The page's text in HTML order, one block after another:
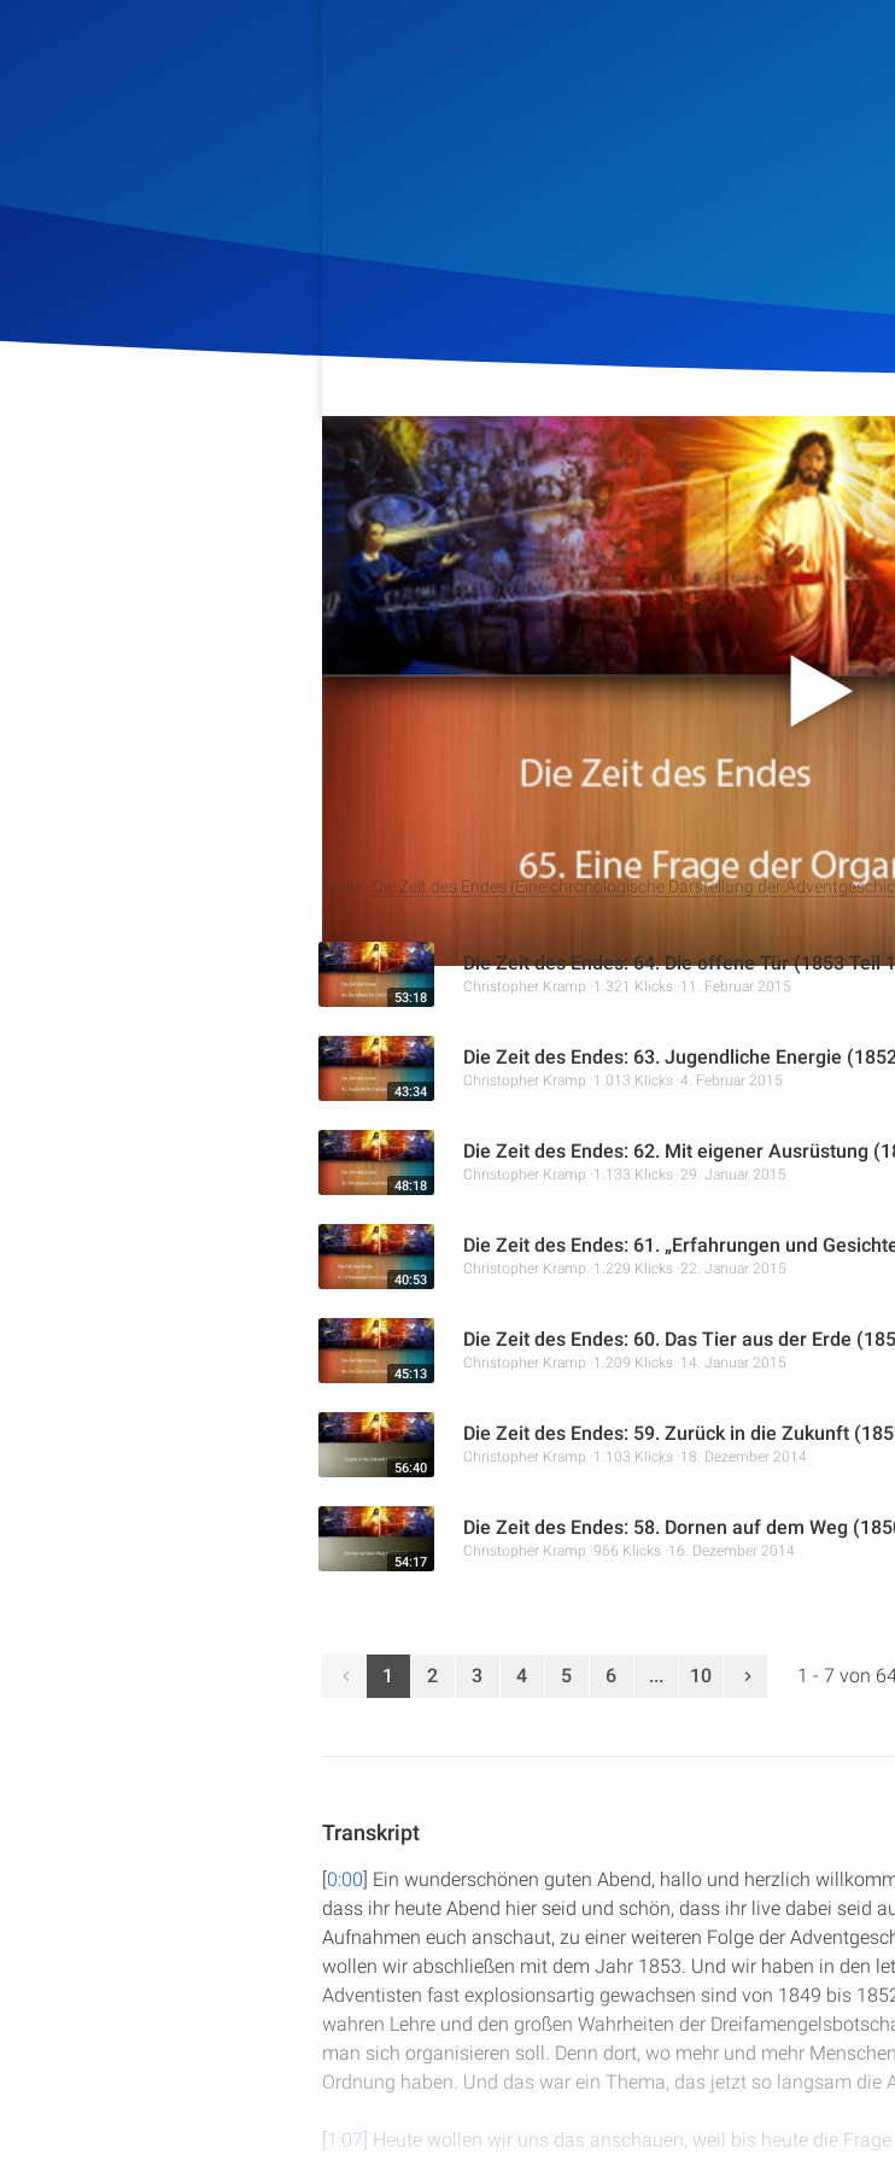
Veröffentlicht am 18. Februar 2015 2.630Klicks
In dieser Folge der Serie „Die Zeit des Endes“ wird das Jahr 1853
Organisation der Sabbat-Adventisten. Christopher Kramp
im Hinblick auf Gemeindeorganisation, die wachsende Bedeutung
Auseinandersetzung mit dem aufkommenden Spiritismus.
Krimkrieg und deren prophetische Deutung eingegangen.
Serie: Die Zeit des Endes (Eine chronologische Darstellung der
53:18
Die Zeit des Endes: 64. Die offene Tür (1853 Teil
Christopher Kramp 1.321 Klicks 11. Februar 2015
43:34
Die Zeit des Endes: 63. Jugendliche Energie
Christopher Kramp 1.013 Klicks 4. Februar 2015
48:18
Die Zeit des Endes: 62. Mit eigener Ausrüstung
Christopher Kramp 1.133 Klicks 29. Januar 2015
40:53
Die Zeit des Endes: 61. „Erfahrungen und
Christopher Kramp 1.229 Klicks 22. Januar 2015
45:13
Die Zeit des Endes: 60. Das Tier aus der Erde
Christopher Kramp 1.209 Klicks 14. Januar 2015
56:40
Die Zeit des Endes: 59. Zurück in die Zukunft
Christopher Kramp 1.103 Klicks 18. Dezember 2014
54:17
Die Zeit des Endes: 58. Dornen auf dem Weg
Christopher Kramp 966 Klicks 16. Dezember 2014
1 2 3 4 5 6 ... 10 1 - 7 von
Transkript
[0:00] Ein wunderschönen guten Abend, hallo und herzlich
dass ihr heute Abend hier seid und schön, dass ihr live dabei seid
Aufnahmen euch anschaut, zu einer weiteren Folge der
wollen wir abschließen mit dem Jahr 1853. Und wir haben in den
Adventisten fast explosionsartig gewachsen sind von 1849 bis
wahren Lehre und den großen Wahrheiten der
man sich organisieren soll. Denn dort, wo mehr und mehr
Ordnung haben. Und das war ein Thema, das jetzt so langsam die
[1:07] Heute wollen wir uns das anschauen, weil bis heute die